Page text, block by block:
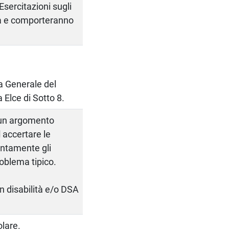
sugli
e comporteranno
del
Elce di Sotto 8.
argomento
accertare le
gli
tipico.
disabilità e/o DSA